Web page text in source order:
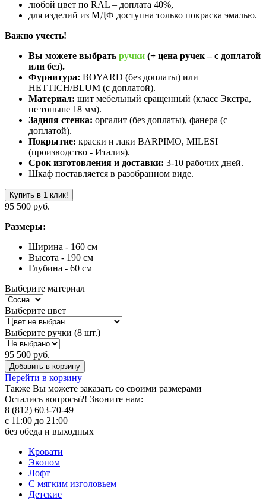
любой цвет по RAL – доплата 40%,
для изделий из МДФ доступна только покраска эмалью.
Важно учесть!
Вы можете выбрать ручки (+ цена ручек – с доплатой
или без).
Фурнитура: BOYARD (без доплаты) или
HETTICH/BLUM (с доплатой).
Материал: щит мебельный сращенный (класс Экстра,
не тоньше 18 мм).
Задняя стенка: оргалит (без доплаты), фанера (с
доплатой).
Покрытие: краски и лаки BARPIMO, MILESI
(производство - Италия).
Срок изготовления и доставки: 3-10 рабочих дней.
Шкаф поставляется в разобранном виде.
Купить в 1 клик!
95 500 руб.
Размеры:
Ширина - 160 см
Высота - 190 см
Глубина - 60 см
Выберите материал
Выберите цвет
Выберите ручки (8 шт.)
95 500 руб.
Добавить в корзину
Перейти в корзину
Также Вы можете заказать со своими размерами
Остались вопросы?! Звоните нам:
8 (812) 603-70-49
с 11:00 до 21:00
без обеда и выходных
Кровати
Эконом
Лофт
С мягким изголовьем
Детские